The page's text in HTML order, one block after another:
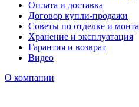
Оплата и доставка
Договор купли-продажи
Советы по отделке и
Хранение и эксплуатация
Гарантия и возврат
Видео
О компании